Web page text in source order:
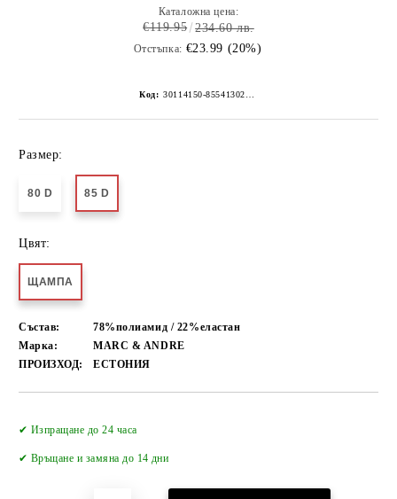
Каталожна цена:
€119.95 234.60 лв.
Отстъпка: €23.99 (20%)
Код: 30114150-8554130267152272916
Размер:
80 D 85 D
Цвят:
ЩАМПА
Състав:
78%полиамид / 22%еластан
Марка:
MARC & ANDRE
ПРОИЗХОД:
ЕСТОНИЯ
✔ Изпращане до 24 часа
✔ Връщане и замяна до 14 дни